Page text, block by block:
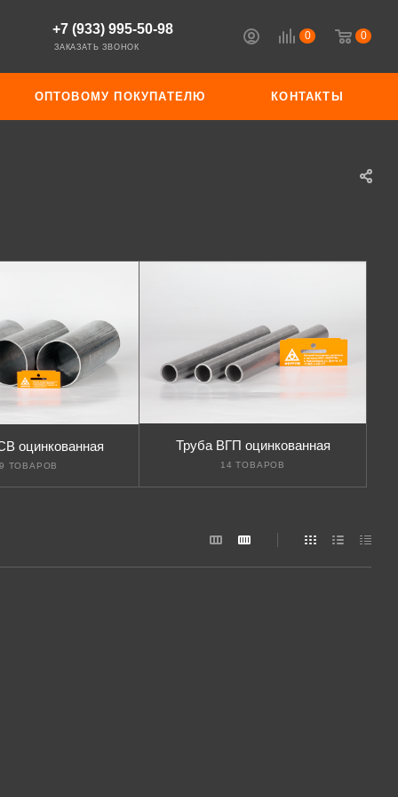
0 0
+7 (933) 995-50-98
ЗАКАЗАТЬ ЗВОНОК
ОПТОВОМУ ПОКУПАТЕЛЮ КОНТАКТЫ
оцинкованная
ТОВАРОВ
Труба ВГП оцинкованная
14 ТОВАРОВ